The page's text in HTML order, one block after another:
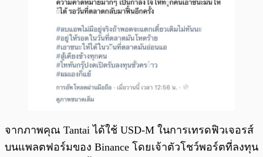
จากภาพคุณ Tantai ได้ใช้ USD-M ในการเทรดฟิวเจอรส์
บนแพลตฟอร์มของ Binance โดยเจ้าตัวโชว์พอร์ตที่ลงทุน